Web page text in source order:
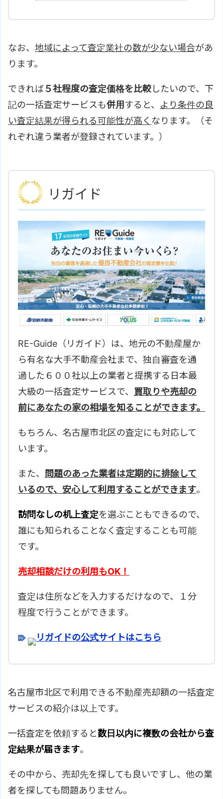
なお、 地域によって査定業社の数が少ない場合があ
ります。
できれば５社程度の査定価格を比較したいので、下
記の一括査定サービスも併用 すると、 より条件の良
い査定結果が得られる可能性が高く なります。（そ
れぞれ違う業者が登録されています。）
リガイド
RE-Guide（リガイド）は、地元の不動産屋か
ら有名な大手不動産会社まで、独自審査を通
過した６００社以上の業者と提携する日本最
大級の一括査定サービスで、 買取りや売却の
前にあなたの家の相場を知ることができます。
もちろん、 名古屋市北区の査定にも対応して
います。
また、
問題のあった業者は定期的に排除して
いるので、安心して利用することができます。
訪問なしの机上査定を選ぶこともできるので、
誰にも知られることなく査定することも可能
です。
売却相談だけの利用もOK！
査定は住所などを入力するだけなので、１分
程度で行うことができます。
リガイドの公式サイトはこちら
名古屋市北区で利用できる不動産売却額の一括査定
サービスの紹介は以上です。
一括査定を依頼すると数日以内に複数の会社から査
定結果が届きます。
その中から、売却先を探しても良いですし、他の業
者を探しても問題ありません。